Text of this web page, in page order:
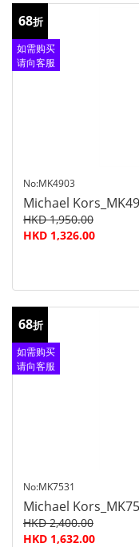
68折
如需购买
请向客服
No:MK4903
Michael
HKD 1,950.00
HKD 1,326.00
68折
如需购买
请向客服
No:MK7531
Michael
HKD 2,400.00
HKD 1,632.00